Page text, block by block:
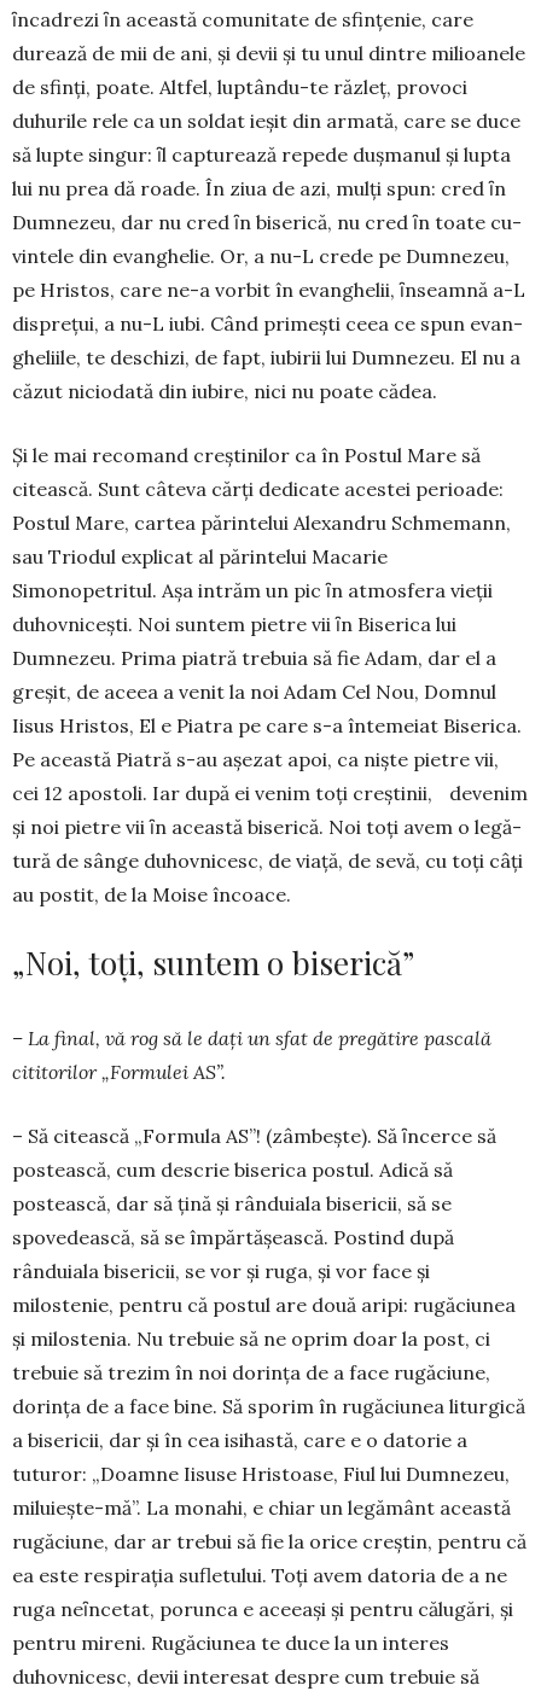
ȋncadrezi ȋn această co­mu­nitate de sfinţenie, care
durează de mii de ani, şi de­vii şi tu unul dintre milioa­nele
de sfinţi, poate. Altfel, lup­tându-te răzleţ, provoci
duhurile rele ca un soldat ieşit din armată, care se duce
să lupte singur: ȋl capturează repede duș­manul şi lupta
lui nu prea dă roade. În ziua de azi, mulţi spun: cred ȋn
Dum­nezeu, dar nu cred ȋn biserică, nu cred ȋn toate cu­
vintele din evanghelie. Or, a nu-L crede pe Dumnezeu,
pe Hristos, care ne-a vorbit în evanghelii, ȋnseamnă a-L
dispreţui, a nu-L iubi. Când primești ceea ce spun evan­
gheliile, te des­chizi, de fapt, iubirii lui Dumnezeu. El nu a
căzut niciodată din iubire, nici nu poate cădea.
Și le mai recomand creştinilor ca în Postul Mare să
citească. Sunt câteva cărți dedicate acestei perioade:
Postul Mare, cartea părintelui Alexandru Schmemann,
sau Triodul explicat al părintelui Macarie
Simonopetritul. Aşa intrăm un pic ȋn atmo­sfera vieții
duhovnicești. Noi suntem pietre vii ȋn Biserica lui
Dumnezeu. Prima piatră trebuia să fie Adam, dar el a
greşit, de aceea a venit la noi Adam Cel Nou, Domnul
Iisus Hristos, El e Piatra pe care s-a întemeiat Biserica.
Pe această Piatră s-au așezat apoi, ca niște pietre vii,
cei 12 apostoli. Iar după ei venim toţi creștinii, devenim
și noi pietre vii ȋn această biserică. Noi toți avem o legă­
tură de sânge duhovnicesc, de viaţă, de sevă, cu toţi câţi
au postit, de la Moise încoace.
„Noi, toți, suntem o biserică”
– La final, vă rog să le dați un sfat de pre­gătire pascală
cititorilor „Formulei AS”.
– Să citească „Formula AS”! (zâmbește). Să ȋncerce să
postească, cum descrie biserica postul. Adică să
postească, dar să țină și rânduiala bise­ricii, să se
spovedească, să se împărtășească. Pos­tind după
rânduiala bisericii, se vor şi ruga, și vor face și
milostenie, pentru că postul are două aripi: rugăciunea
şi milostenia. Nu trebuie să ne oprim doar la post, ci
trebuie să trezim în noi dorinţa de a face rugăciune,
dorinţa de a face bine. Să sporim în rugăciunea liturgică
a bisericii, dar și în cea isihastă, care e o datorie a
tuturor: „Doamne Iisuse Hristoase, Fiul lui Dumnezeu,
miluieşte-mă”. La monahi, e chiar un legământ această
rugăciune, dar ar trebui să fie la orice creştin, pentru că
ea este respiraţia sufletului. Toţi avem datoria de a ne
ruga neȋncetat, porunca e aceeaşi şi pentru călu­gări, şi
pentru mireni. Rugăciunea te duce la un interes
duhovnicesc, devii interesat despre cum trebuie să